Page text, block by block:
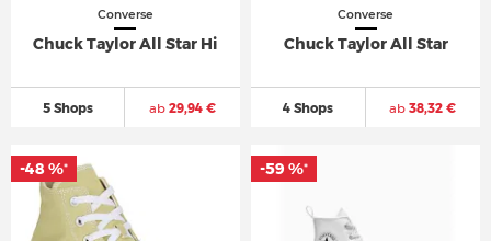
Converse
Chuck Taylor All Star Hi
5 Shops ab29,94 €
Converse
Chuck Taylor All Star
4 Shops ab 38,32 €
-48 %* -59 %*